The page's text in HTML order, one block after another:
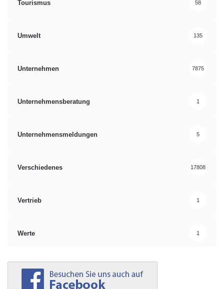
Tourismus 58
Umwelt 135
Unternehmen 7875
Unternehmensberatung 1
Unternehmensmeldungen 5
Verschiedenes 17808
Vertrieb 1
Werte 1